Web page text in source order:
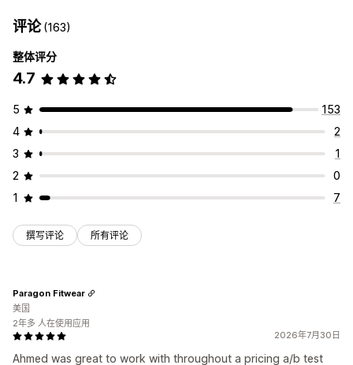
评论(163)
整体评分
4.7
5
153
4
2
3
1
2
0
1
7
撰写评论 所有评论
2026年7月30日
Ahmed was great to work with throughout a pricing a/b test
Paragon Fitwear
美国
2年多 人在使用应用